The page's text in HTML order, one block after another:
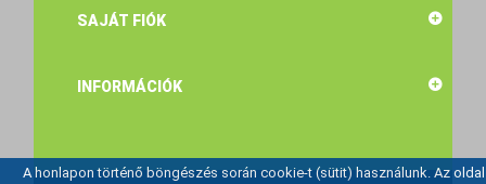
SAJÁT FIÓK
INFORMÁCIÓK
A honlapon történő böngészés során cookie-t (sütit) használunk. Az oldal